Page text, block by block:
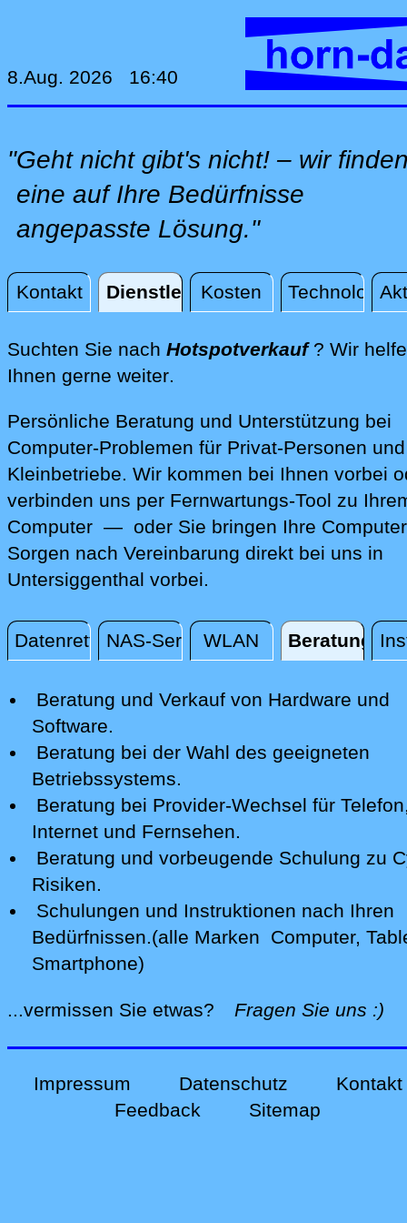
8.Aug. 2026 16:40
"Geht nicht gibt's nicht! – wir
eine auf Ihre Bedürfnisse
angepasste Lösung."
Kontakt Dienstleistungen
Kosten Technologie
Dienstleistungen
Suchten Sie nach Hotspotverkauf? Wir
Ihnen gerne weiterdirekt an Ihrem Standort,
.
Persönliche Beratung und Unterstützung bei
Computer-Problemen für Privat-Personen und
Kleinbetriebe. Wir kommen bei Ihnen vorbei
verbinden uns per Fernwartungs-Tool zu
Computer — oder Sie bringen Ihre
Sorgen nach Vereinbarung direkt bei uns in
Untersiggenthal vorbei.
DatenrettungNAS-ServerWLAN Beratung
Beratung
Beratung und Verkauf von Hardware und
Software.
Beratung bei der Wahl des geeigneten
Betriebssystems.
Beratung bei Provider-Wechsel für
Internet und Fernsehen.
Beratung und vorbeugende Schulung zu
Risiken.
Schulungen und Instruktionen nach Ihren
Bedürfnissen.(alle Marken Computer,
Smartphone)
...vermissen Sie etwas? Fragen Sie uns :)
Impressum Datenschutz
Kontakt
Feedback
Sitemap